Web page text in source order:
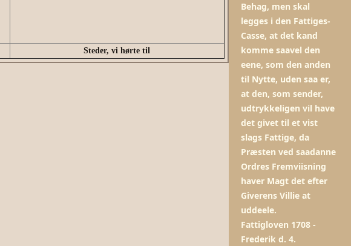
Steder, vi hørte til
Behag, men skal
legges i den Fattiges-
Casse, at det kand
komme saavel den
eene, som den anden
til Nytte, uden saa er,
at den, som sender,
udtrykkeligen vil have
det givet til et vist
slags Fattige, da
Præsten ved saadanne
Ordres Fremviisning
haver Magt det efter
Giverens Villie at
uddeele.
Fattigloven 1708 -
Frederik d. 4.